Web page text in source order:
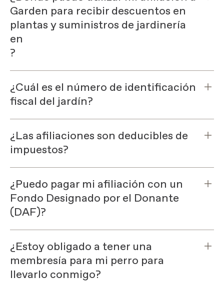
Garden para recibir descuentos en
plantas y suministros de jardinería
en
?
¿Cuál es el número de identificación
fiscal del jardín?
¿Las afiliaciones son deducibles de
impuestos?
¿Puedo pagar mi afiliación con un
Fondo Designado por el Donante
(DAF)?
¿Estoy obligado a tener una
membresía para mi perro para
llevarlo conmigo?